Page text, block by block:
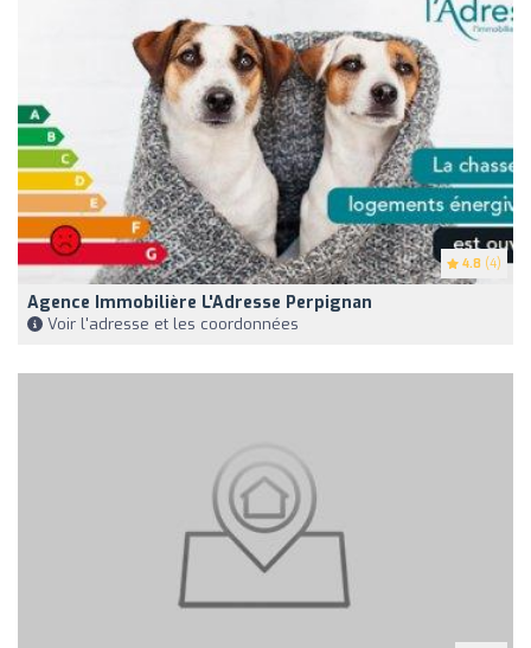
4.8 (4)
Agence Immobilière L'Adresse Perpignan
Voir l'adresse et les coordonnées